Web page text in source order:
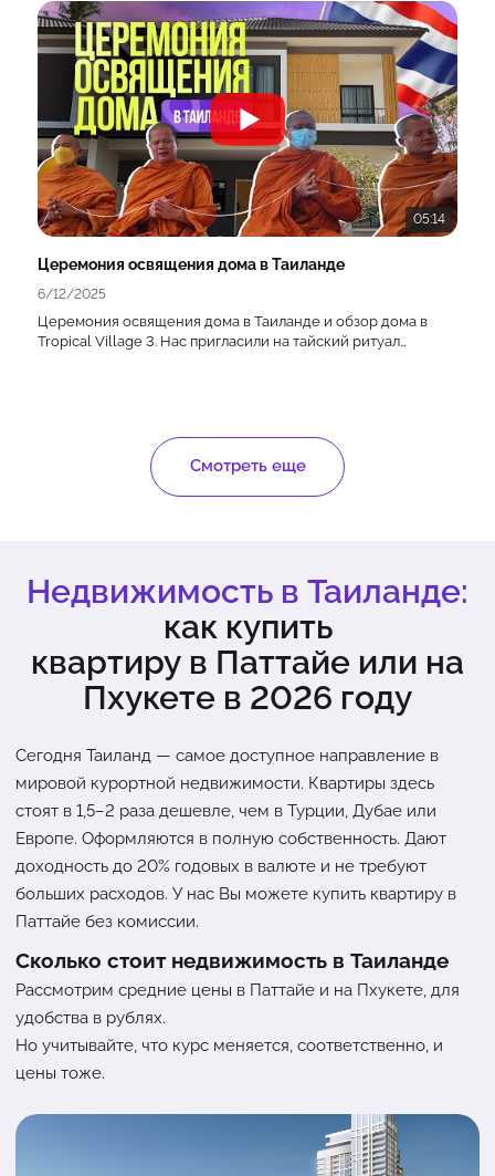
05:14
Церемония освящения дома в Таиланде
6/12/2025
Церемония освящения дома в Таиланде и обзор дома в
Tropical Village 3. Нас пригласили на тайский ритуал
ATHOME Real Estate: помогаем купить недвижимость в
читателей):
https://t.me/+TyoonzjNJTEzOTNl
► Сайт-каталог:https://athome.asia/?utm_source=youtube
► Написать в WhatsApp:https://wtsp.cc/66991695917
► Написать в Telegram:https://t.me/athomerealestate
► Мы в Instagram:https://www.instagram.com/athome.asia/
ATHOME Real Estate Co.Ltd. 299, 1, Pattaya City, Amphoe Bang
Lamung, Chon Buri 20150.
📞 +66991699948
📞 +66991695917
#недвижимостьтаиланд #недвижимостьпаттайя
#купитьквартирувтаиланде #недвижимостьпхукет
#купитьвиллувтаиланде #купитьквартирунапхукете
#купитьквартирувпаттайе #купитьвиллунапхукете
Смотреть еще
Недвижимость в Таиланде:
как купить
квартиру в Паттайе или на
Пхукете в 2026 году
Сегодня Таиланд — самое доступное направление в
мировой курортной недвижимости. Квартиры здесь
стоят в 1,5–2 раза дешевле, чем в Турции, Дубае или
Европе. Оформляются в полную собственность. Дают
доходность до 20% годовых в валюте и не требуют
больших расходов. У нас Вы можете купить квартиру в
Паттайе без комиссии.
Сколько стоит недвижимость в Таиланде
Рассмотрим средние цены в Паттайе и на Пхукете, для
удобства в рублях.
Но учитывайте, что курс меняется, соответственно, и
цены тоже.